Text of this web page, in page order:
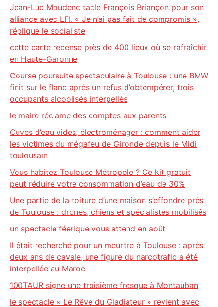
Jean-Luc Moudenc tacle François Briançon pour son
alliance avec LFI. « Je n’ai pas fait de compromis »,
réplique le socialiste
cette carte recense près de 400 lieux où se rafraîchir
en Haute-Garonne
Course poursuite spectaculaire à Toulouse : une BMW
finit sur le flanc après un refus d’obtempérer, trois
occupants alcoolisés interpellés
le maire réclame des comptes aux parents
Cuves d’eau vides, électroménager : comment aider
les victimes du mégafeu de Gironde depuis le Midi
toulousain
Vous habitez Toulouse Métropole ? Ce kit gratuit
peut réduire votre consommation d’eau de 30%
Une partie de la toiture d’une maison s’effondre près
de Toulouse : drones, chiens et spécialistes mobilisés
un spectacle féerique vous attend en août
Il était recherché pour un meurtre à Toulouse : après
deux ans de cavale, une figure du narcotrafic a été
interpellée au Maroc
100TAUR signe une troisième fresque à Montauban
le spectacle « Le Rêve du Gladiateur » revient avec